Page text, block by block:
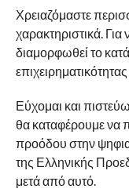
Χρειαζόμαστε
χαρακτηριστικά. Για
διαμορφωθεί το
Εύχομαι και
θα καταφέρουμε να
προόδου στην
της Ελληνικής
μετά από αυτό.